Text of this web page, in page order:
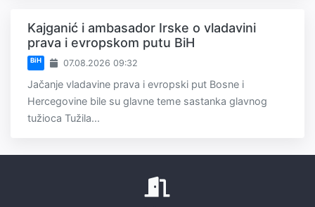
Kajganić i ambasador Irske o vladavini
prava i evropskom putu BiH
BiH 07.08.2026 09:32
Jačanje vladavine prava i evropski put Bosne i
Hercegovine bile su glavne teme sastanka glavnog
tužioca Tužila...